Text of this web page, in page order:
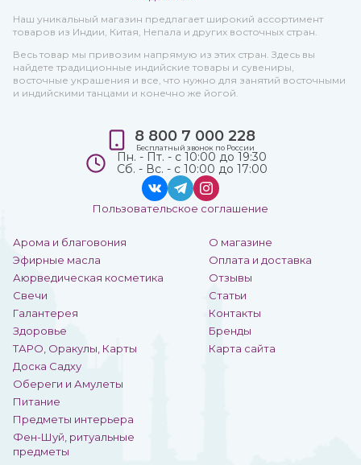
Наш уникальный магазин предлагает широкий ассортимент
товаров из Индии, Китая, Непала и других восточных стран.
Весь товар мы привозим напрямую из этих стран. Здесь вы
найдете традиционные индийские товары и сувениры,
восточные украшения и все, что нужно для занятий восточными
и индийскими танцами и конечно же йогой.
Арома и благовония
Эфирные масла
Аюрведическая косметика
Свечи
Галантерея
Здоровье
ТАРО, Оракулы, Карты
Доска Садху
Обереги и Амулеты
Питание
Предметы интерьера
Фен-Шуй, ритуальные
предметы
О магазине
Оплата и доставка
Отзывы
Статьи
Контакты
Бренды
Карта сайта
8 800 7 000 228
Бесплатный звонок по России
Пн. - Пт. - с 10:00 до 19:30
Сб. - Вс. - с 10:00 до 17:00
Пользовательское соглашение